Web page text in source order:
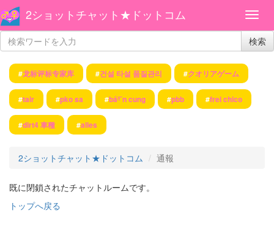
2ショットチャット★ドットコム
検索
#龙标评标专家库 #건설 타설 품질관리 #クオリアゲーム
#tair #pko sa #báº¯n cung #pbb #frei chico
#dirt4 車種 #alles
2ショットチャット★ドットコム 通報
既に閉鎖されたチャットルームです。
トップへ戻る